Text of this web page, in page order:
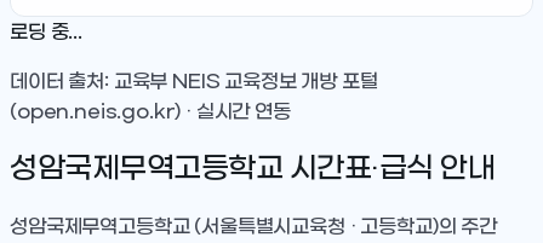
로딩 중...
데이터 출처: 교육부 NEIS 교육정보 개방 포털
(open.neis.go.kr) · 실시간 연동
성암국제무역고등학교 시간표·급식 안내
성암국제무역고등학교(서울특별시교육청 · 고등학교)의 주간